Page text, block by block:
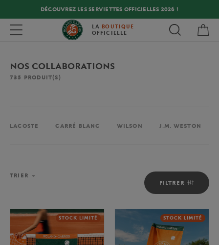
DÉCOUVREZ LES SERVIETTES OFFICIELLES 2026 !
Toggle navigation LA BOUTIQUE
OFFICIELLE
NOS COLLABORATIONS
735 PRODUIT(S)
LACOSTE CARRÉ BLANC WILSON J.M. WESTON
FILTRER
TRIER
STOCK LIMITÉ STOCK LIMITÉ